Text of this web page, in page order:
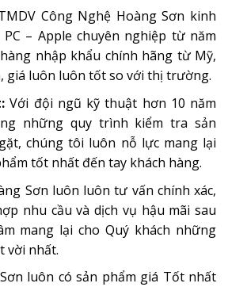
Công Nghệ Hoàng Sơn kinh
– Apple chuyên nghiệp từ năm
nhập khẩu chính hãng từ Mỹ,
giá luôn luôn tốt so với thị trường.
Với đội ngũ kỹ thuật hơn 10 năm
những quy trình kiểm tra sản
chúng tôi luôn nỗ lực mang lại
tốt nhất đến tay khách hàng.
Sơn luôn luôn tư vấn chính xác,
nhu cầu và dịch vụ hậu mãi sau
mang lại cho Quý khách những
vời nhất.
luôn có sản phẩm giá Tốt nhất